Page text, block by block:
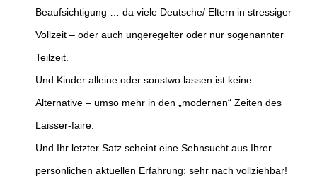
Beaufsichtigung … da viele Deutsche/ Eltern in stressiger
Vollzeit – oder auch ungeregelter oder nur sogenannter
Teilzeit.
Und Kinder alleine oder sonstwo lassen ist keine
Alternative – umso mehr in den „modernen“ Zeiten des
Laisser-faire.
Und Ihr letzter Satz scheint eine Sehnsucht aus Ihrer
persönlichen aktuellen Erfahrung: sehr nach vollziehbar!